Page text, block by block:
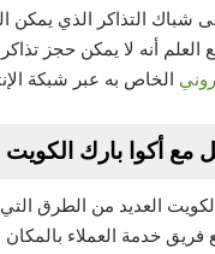
شباك التذاكر الذي يمكن
العلم أنه لا يمكن حجز
الخاص به عبر شبكة
مع أكوا بارك الكويت
العديد من الطرق
فريق خدمة العملاء